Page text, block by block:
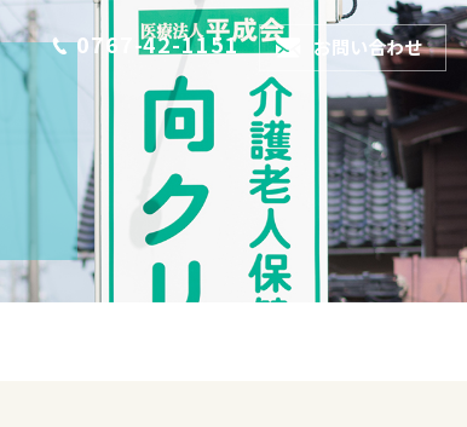
0767-42-1151 お問い合わせ